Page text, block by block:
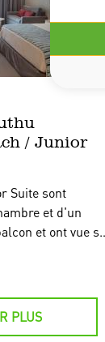
/ Junior
Suite sont
et d'un
et ont vue sur
piscine de